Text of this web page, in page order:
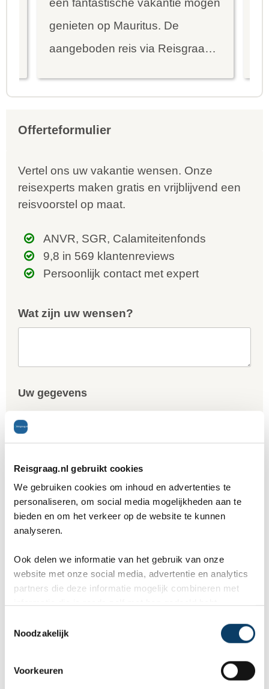
Reisgraag.nl gebruikt cookies
We gebruiken cookies om inhoud en advertenties te
personaliseren, om social media mogelijkheden aan te
bieden en om het verkeer op de website te kunnen
analyseren.
Ook delen we informatie van het gebruik van onze
website met onze social media, advertentie en analytics
partners die deze informatie mogelijk combineren met
Noodzakelijk
Voorkeuren
genieten op Mauritus. De
aangeboden reis via Reisgraag
mooie dingen van het eiland te
Offerteformulier
Vertel ons uw vakantie wensen. Onze
reisexperts maken gratis en vrijblijvend een
reisvoorstel op maat.
ANVR, SGR, Calamiteitenfonds
9,8 in 569 klantenreviews
Persoonlijk contact met expert
Wat zijn uw wensen?
Uw gegevens
Naam *
Telefoon *
Gratis reisvoorstel
* = verplicht.